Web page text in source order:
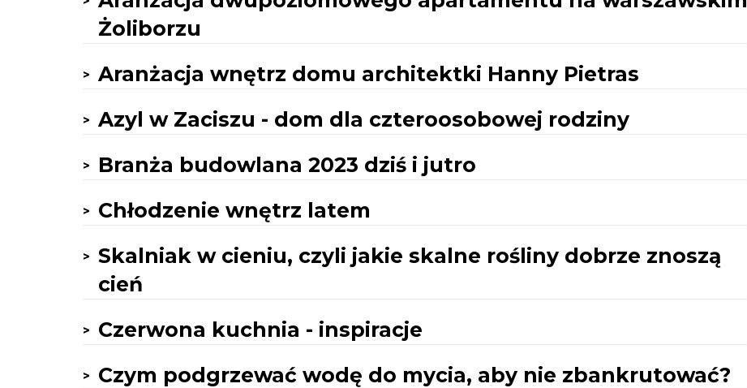
Żoliborzu
Aranżacja wnętrz domu architektki Hanny Pietras
Azyl w Zaciszu - dom dla czteroosobowej rodziny
Branża budowlana 2023 dziś i jutro
Chłodzenie wnętrz latem
Skalniak w cieniu, czyli jakie skalne rośliny dobrze znoszą
cień
Czerwona kuchnia - inspiracje
Czym podgrzewać wodę do mycia, aby nie zbankrutować?